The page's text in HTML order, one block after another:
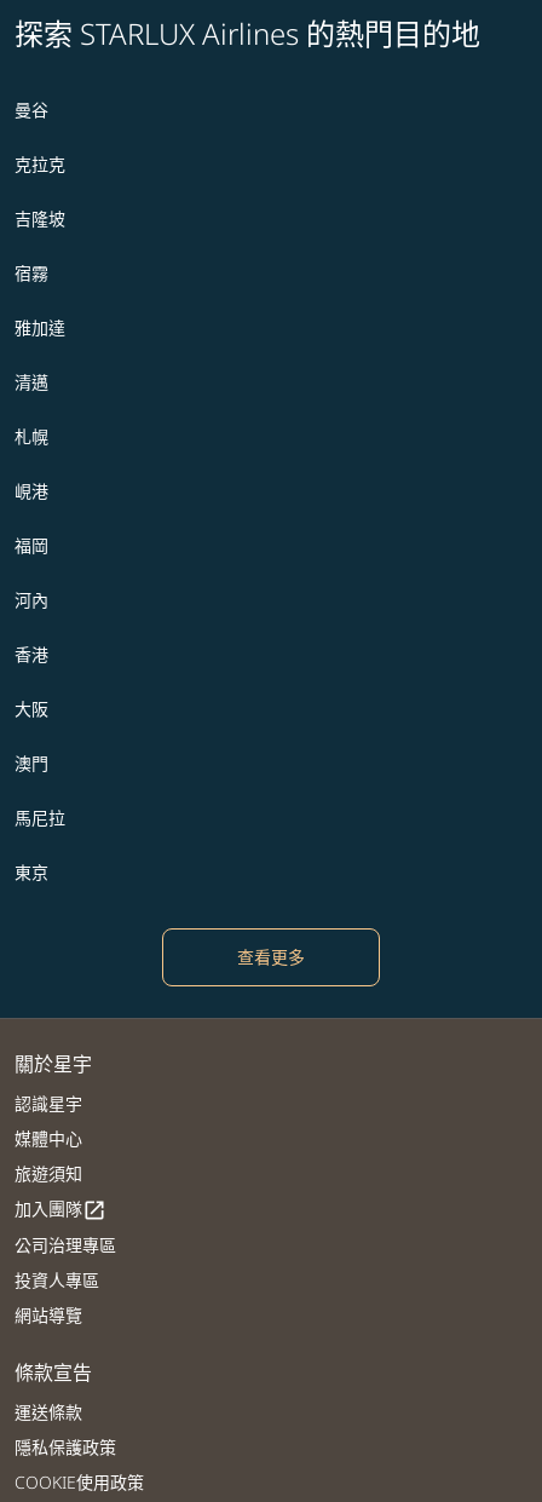
探索 STARLUX Airlines 的熱門目的地
曼谷
克拉克
吉隆坡
宿霧
雅加達
清邁
札幌
峴港
福岡
河內
香港
大阪
澳門
馬尼拉
東京
查看更多
關於星宇
認識星宇
媒體中心
旅遊須知
加入團隊open_in_new
公司治理專區
投資人專區
網站導覽
條款宣告
運送條款
隱私保護政策
COOKIE使用政策